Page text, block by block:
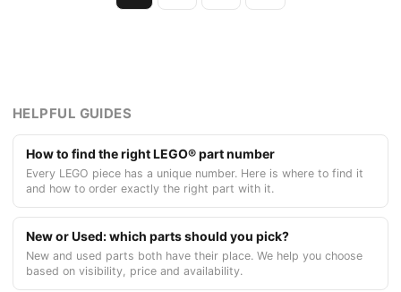
HELPFUL GUIDES
How to find the right LEGO® part number
Every LEGO piece has a unique number. Here is where to find it
and how to order exactly the right part with it.
New or Used: which parts should you pick?
New and used parts both have their place. We help you choose
based on visibility, price and availability.